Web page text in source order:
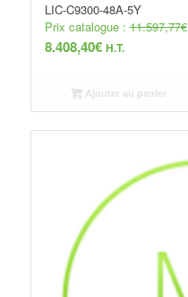
LIC-C9300-48A-5Y
Prix catalogue :11.597,77€
8.408,40€ H.T.
Ajouter au panier